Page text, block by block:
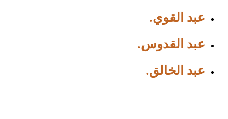
عبد القوي.
عبد القدوس.
عبد الخالق.